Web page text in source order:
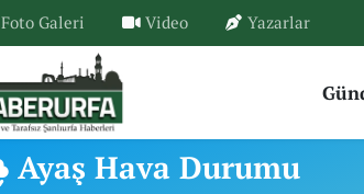
Foto Galeri Video Yazarlar
Ayaş Hava Durumu